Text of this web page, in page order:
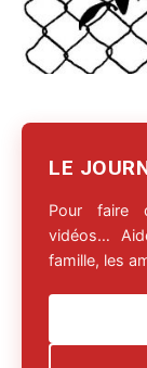
LE
Pour faire
vidéos…
famille, les